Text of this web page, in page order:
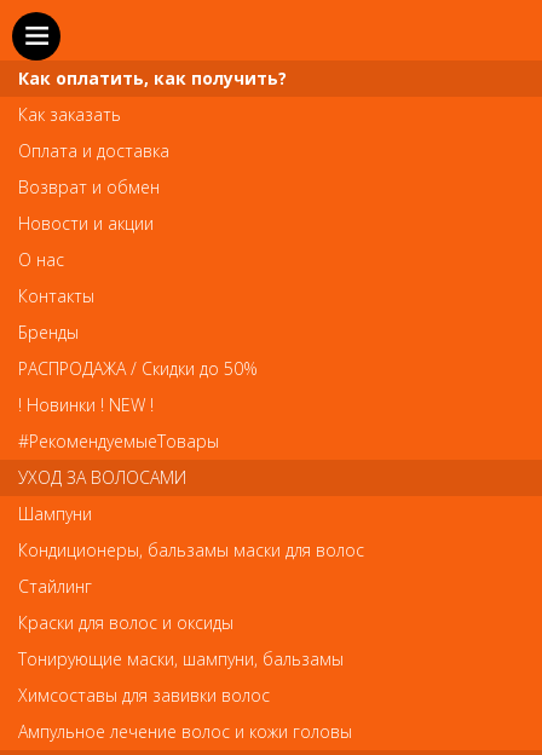
SEO
OLIVIA GARDEN Thermal XT Термобрашинг
керамик ион 54мм 71546/CIXT54
Как оплатить, как получить?
Как заказать
Оплата и доставка
Возврат и обмен
Новости и акции
О нас
Контакты
Бренды
РАСПРОДАЖА / Скидки до 50%
! Новинки ! NEW !
#РекомендуемыеТовары
УХОД ЗА ВОЛОСАМИ
Шампуни
Кондиционеры, бальзамы маски для волос
Стайлинг
Краски для волос и оксиды
Тонирующие маски, шампуни, бальзамы
Химсоставы для завивки волос
Ампульное лечение волос и кожи головы